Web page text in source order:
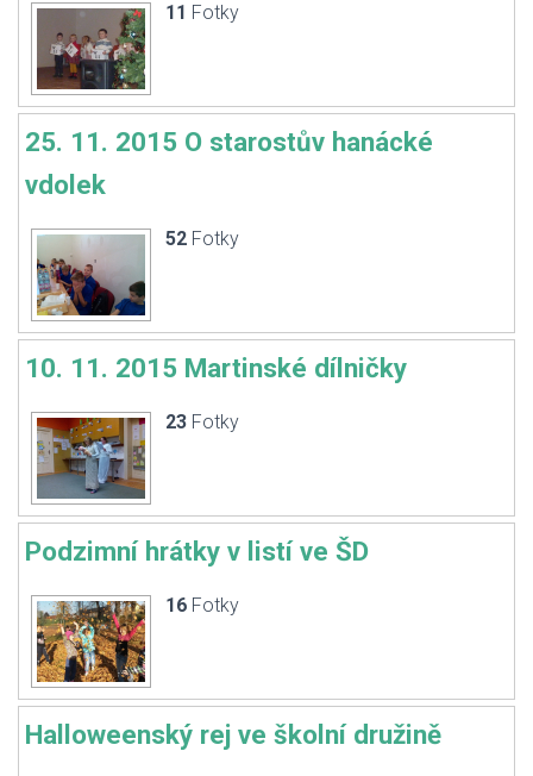
11 Fotky
25. 11. 2015 O starostův hanácké
vdolek
52 Fotky
10. 11. 2015 Martinské dílničky
23 Fotky
Podzimní hrátky v listí ve ŠD
16 Fotky
Halloweenský rej ve školní družině